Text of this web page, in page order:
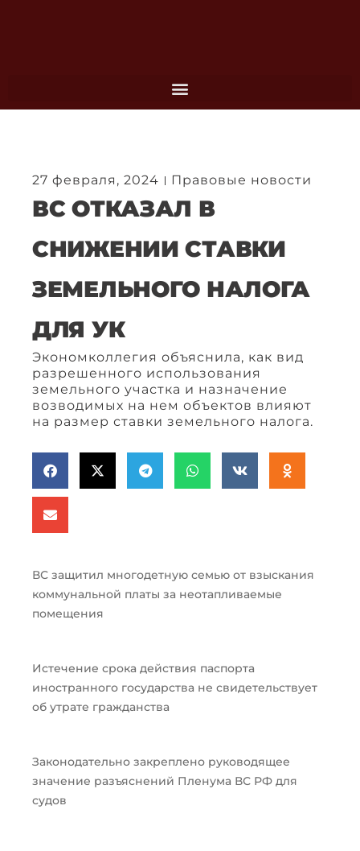
27 февраля, 2024 Правовые новости
ВС ОТКАЗАЛ В
СНИЖЕНИИ СТАВКИ
ЗЕМЕЛЬНОГО НАЛОГА
ДЛЯ УК
Экономколлегия объяснила, как вид
разрешенного использования
земельного участка и назначение
возводимых на нем объектов влияют
на размер ставки земельного налога.
ВС защитил многодетную семью от взыскания
коммунальной платы за неотапливаемые
помещения
Истечение срока действия паспорта
иностранного государства не свидетельствует
об утрате гражданства
Законодательно закреплено руководящее
значение разъяснений Пленума ВС РФ для
судов